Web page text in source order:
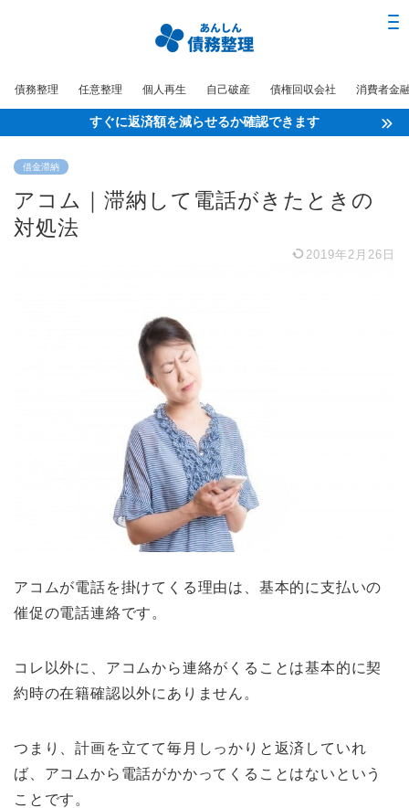
債務整理 任意整理 個人再生 自己破産 債権回収会社 消費者金
すぐに返済額を減らせるか確認できます
借金滞納
アコム｜滞納して電話がきたときの
対処法
2019年2月26日
アコムが電話を掛けてくる理由は、基本的に支払いの
催促の電話連絡です。
コレ以外に、アコムから連絡がくることは基本的に契
約時の在籍確認以外にありません。
つまり、計画を立てて毎月しっかりと返済していれ
ば、アコムから電話がかかってくることはないという
ことです。